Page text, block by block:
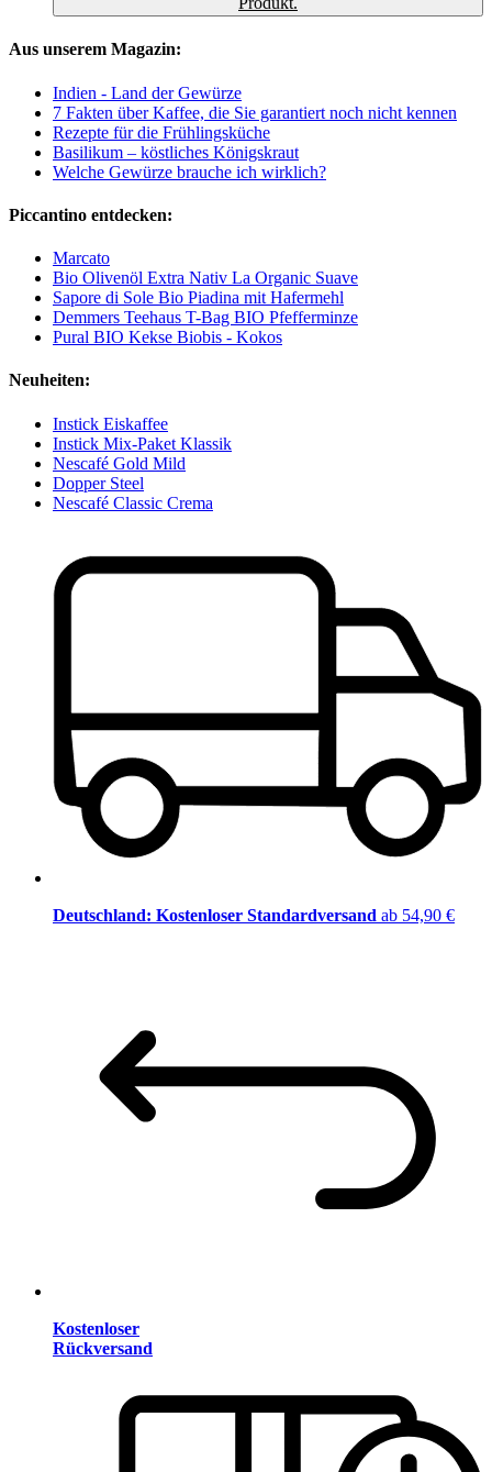
Aus unserem Magazin:
Indien - Land der Gewürze
7 Fakten über Kaffee, die Sie garantiert noch nicht kennen
Rezepte für die Frühlingsküche
Basilikum – köstliches Königskraut
Welche Gewürze brauche ich wirklich?
Piccantino entdecken:
Marcato
Bio Olivenöl Extra Nativ La Organic Suave
Sapore di Sole Bio Piadina mit Hafermehl
Demmers Teehaus T-Bag BIO Pfefferminze
Pural BIO Kekse Biobis - Kokos
Neuheiten:
Instick Eiskaffee
Instick Mix-Paket Klassik
Nescafé Gold Mild
Dopper Steel
Nescafé Classic Crema
Deutschland: Kostenloser Standardversand ab 54,90 €
Kostenloser
Rückversand